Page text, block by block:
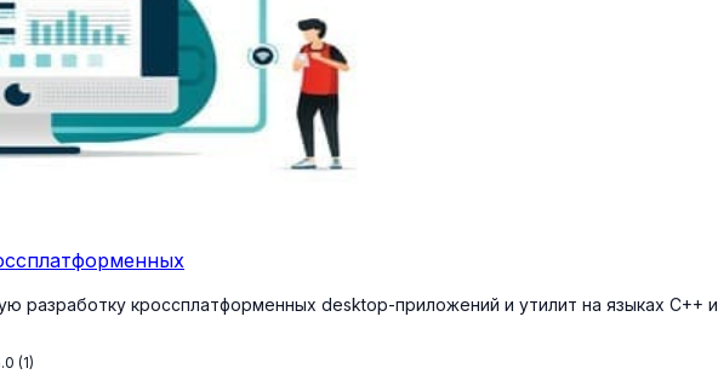
разработку кроссплатформенных desktop-приложений и утилит на языках C++ и
(1)